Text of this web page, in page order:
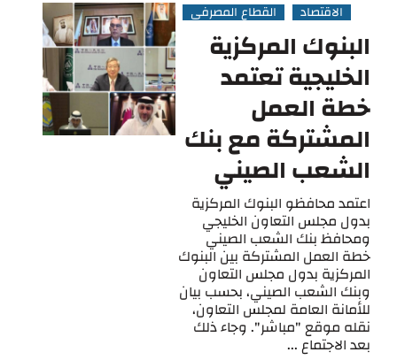
الاقتصاد القطاع المصرفي
البنوك المركزية
الخليجية تعتمد
خطة العمل
المشتركة مع بنك
الشعب الصيني
اعتمد محافظو البنوك المركزية
بدول مجلس التعاون الخليجي
ومحافظ بنك الشعب الصيني
خطة العمل المشتركة بين البنوك
المركزية بدول مجلس التعاون
وبنك الشعب الصيني، بحسب بيان
للأمانة العامة لمجلس التعاون،
نقله موقع "مباشر". وجاء ذلك
بعد الاجتماع ...